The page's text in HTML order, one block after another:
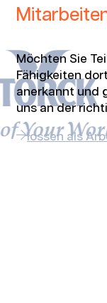
Möchten Sie
Fähigkeiten
anerkannt und
uns an der
lossen als